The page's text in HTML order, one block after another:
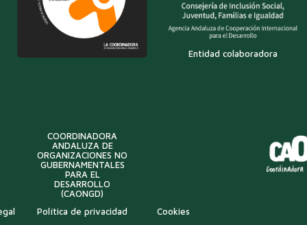
Entidad colaboradora
COORDINADORA
ANDALUZA DE
ORGANIZACIONES NO
GUBERNAMENTALES
PARA EL
DESARROLLO
(CAONGD)
Política de privacidad Cookies